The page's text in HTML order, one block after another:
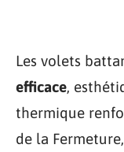
Les volets
efficace,
thermique
de la